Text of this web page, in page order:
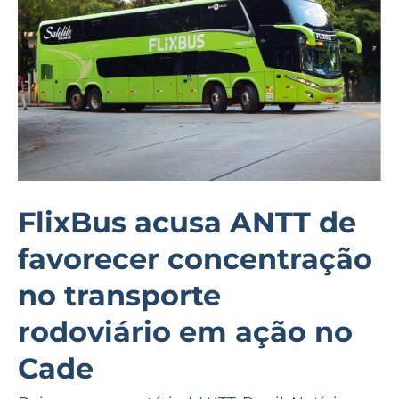
FlixBus acusa ANTT de
favorecer concentração
no transporte
rodoviário em ação no
Cade
favorecer
concentração
no
transporte
rodoviário
em
ação
Cade